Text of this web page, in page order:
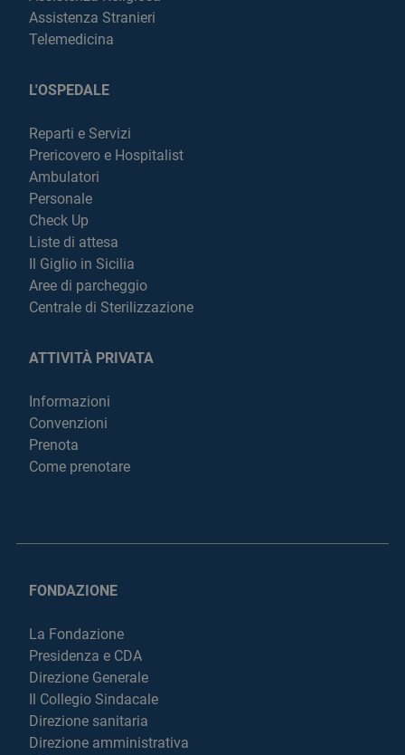
Assistenza Stranieri
Telemedicina
L'OSPEDALE
Reparti e Servizi
Prericovero e Hospitalist
Ambulatori
Personale
Check Up
Liste di attesa
Il Giglio in Sicilia
Aree di parcheggio
Centrale di Sterilizzazione
ATTIVITÀ PRIVATA
Informazioni
Convenzioni
Prenota
Come prenotare
FONDAZIONE
La Fondazione
Presidenza e CDA
Direzione Generale
Il Collegio Sindacale
Direzione sanitaria
Direzione amministrativa